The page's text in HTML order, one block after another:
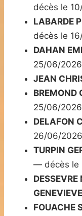
décès le
LABARDE
décès le
DAHAN
25/06/2026
JEAN
BREMOND
25/06/2026
DELAFON
26/06/2026
TURPIN
— décès le
GENEVIEVE
FOUACHE